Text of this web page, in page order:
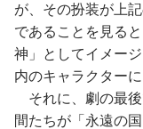
が、その扮装が上
であることを見る
神」としてイメー
内のキャラクター
それに、劇の最後
間たちが「永遠の